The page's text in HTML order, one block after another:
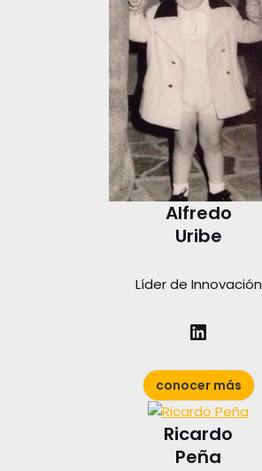
Alfredo
Uribe
Líder de Innovación
conocer más
Ricardo
Peña